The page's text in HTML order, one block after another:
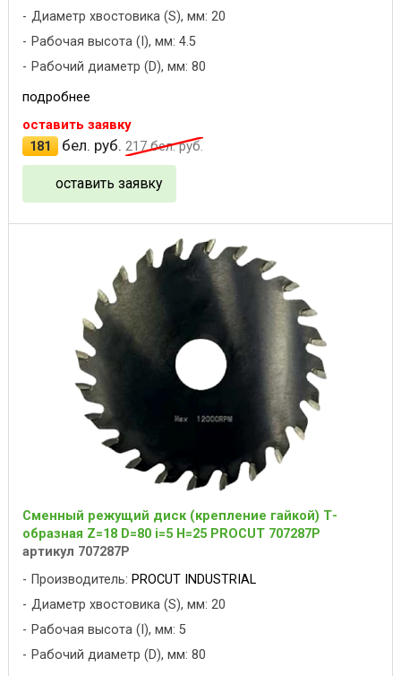
Диаметр хвостовика (S), мм: 20
Рабочая высота (I), мм: 4.5
Рабочий диаметр (D), мм: 80
подробнее
оставить заявку
181
бел. руб. 217бел. руб.
оставить заявку
Сменный режущий диск (крепление гайкой) Т-
образная Z=18 D=80 i=5 H=25 PROCUT 707287P
артикул 707287P
Производитель: PROCUT INDUSTRIAL
Диаметр хвостовика (S), мм: 20
Рабочая высота (I), мм: 5
Рабочий диаметр (D), мм: 80